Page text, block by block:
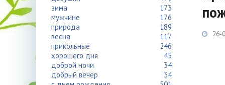
26-
зима
173
мужчине
176
природа
189
весна
117
прикольные
246
хорошего дня
45
доброй ночи
34
добрый вечер
34